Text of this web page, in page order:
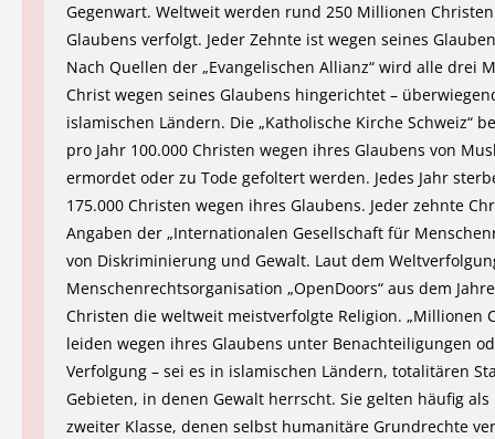
Gegenwart. Weltweit werden rund 250 Millionen
Glaubens verfolgt. Jeder Zehnte ist wegen seines
Nach Quellen der „Evangelischen Allianz“ wird alle drei
Christ wegen seines Glaubens hingerichtet –
islamischen Ländern. Die „Katholische Kirche Schweiz“
pro Jahr 100.000 Christen wegen ihres Glaubens von
ermordet oder zu Tode gefoltert werden. Jedes Jahr
175.000 Christen wegen ihres Glaubens. Jeder zehnte
Angaben der „Internationalen Gesellschaft für
von Diskriminierung und Gewalt. Laut dem
Menschenrechtsorganisation „OpenDoors“ aus dem
Christen die weltweit meistverfolgte Religion. „Millionen
leiden wegen ihres Glaubens unter Benachteiligungen
Verfolgung – sei es in islamischen Ländern, totalitären
Gebieten, in denen Gewalt herrscht. Sie gelten häufig als
zweiter Klasse, denen selbst humanitäre Grundrechte